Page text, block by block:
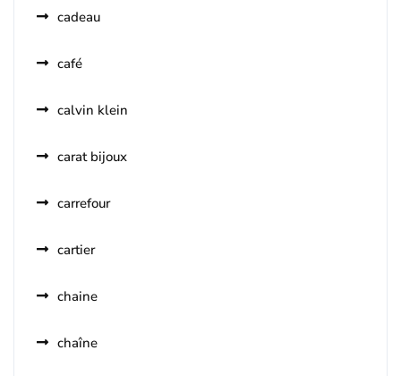
cadeau
café
calvin klein
carat bijoux
carrefour
cartier
chaine
chaîne